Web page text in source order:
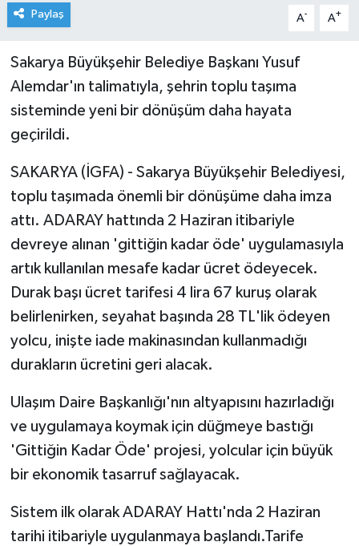
Paylaş A- A+
Sakarya Büyükşehir Belediye Başkanı Yusuf
Alemdar'ın talimatıyla, şehrin toplu taşıma
sisteminde yeni bir dönüşüm daha hayata
geçirildi.
SAKARYA (İGFA) - Sakarya Büyükşehir Belediyesi,
toplu taşımada önemli bir dönüşüme daha imza
attı. ADARAY hattında 2 Haziran itibariyle
devreye alınan 'gittiğin kadar öde' uygulamasıyla
artık kullanılan mesafe kadar ücret ödeyecek.
Durak başı ücret tarifesi 4 lira 67 kuruş olarak
belirlenirken, seyahat başında 28 TL'lik ödeyen
yolcu, inişte iade makinasından kullanmadığı
durakların ücretini geri alacak.
Ulaşım Daire Başkanlığı'nın altyapısını hazırladığı
ve uygulamaya koymak için düğmeye bastığı
'Gittiğin Kadar Öde' projesi, yolcular için büyük
bir ekonomik tasarruf sağlayacak.
Sistem ilk olarak ADARAY Hattı'nda 2 Haziran
tarihi itibariyle uygulanmaya başlandı.Tarife